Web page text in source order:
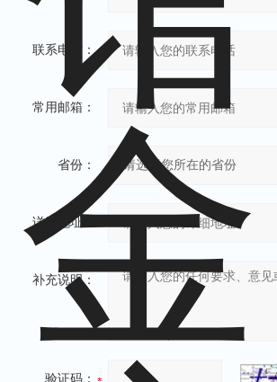
联系电话：
常用邮箱：
省份：
详细地址：
补充说明：
验证码：